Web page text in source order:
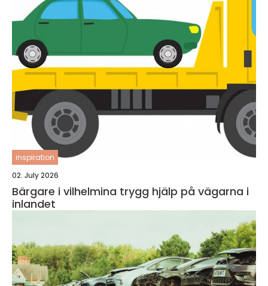
inspiration
02. July 2026
Bärgare i vilhelmina trygg hjälp på vägarna i
inlandet